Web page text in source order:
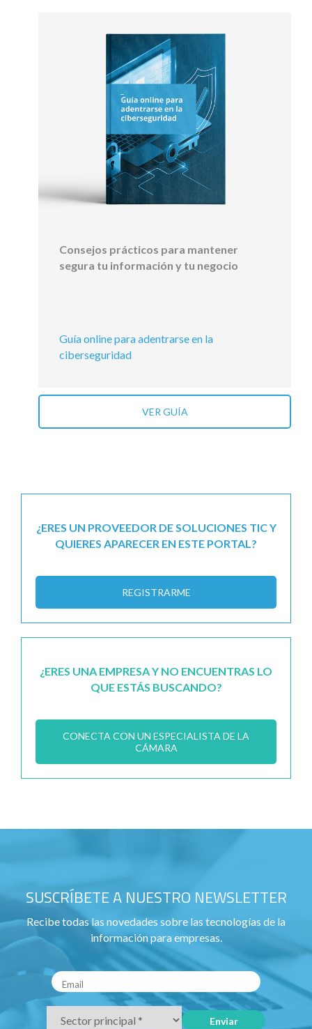
Consejos prácticos para mantener
segura tu información y tu negocio
Guía online para adentrarse en la
ciberseguridad
VER GUÍA
¿ERES UN PROVEEDOR DE SOLUCIONES TIC Y
QUIERES APARECER EN ESTE PORTAL?
REGISTRARME
¿ERES UNA EMPRESA Y NO ENCUENTRAS LO
QUE ESTÁS BUSCANDO?
CONECTA CON UN ESPECIALISTA DE LA
CÁMARA
SUSCRÍBETE A NUESTRO NEWSLETTER
Recibe todas las novedades sobre las tecnologías de la
información para empresas.